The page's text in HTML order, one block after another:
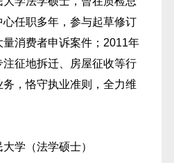
任职多年，参与起草修订
消费者申诉案件；2011年
征地拆迁、房屋征收等行
，恪守执业准则，全力维
学（法学硕士）